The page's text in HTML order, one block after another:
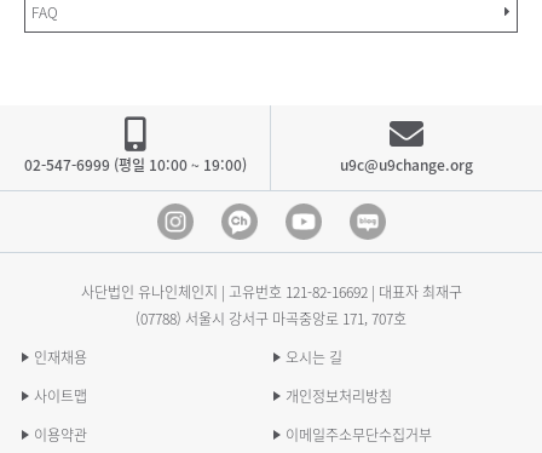
FAQ
02-547-6999 (평일 10:00 ~ 19:00) u9c@u9change.org
InstagramKakao Channel
Youtube blog
사단법인 유나인체인지 | 고유번호 121-82-16692| 대표자 최재구
(07788) 서울시 강서구 마곡중앙로 171, 707호
인재채용
오시는 길
사이트맵
개인정보처리방침
이용약관
이메일주소무단수집거부